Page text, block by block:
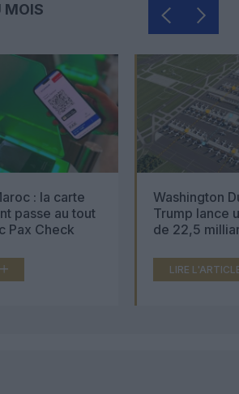
MOIS
: la carte
passe au tout
Pax Check
Washington
Trump lance
de 22,5
LIRE